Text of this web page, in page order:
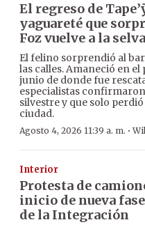
El regreso de
yaguareté que
Foz vuelve a la selva
El felino sorprendió al
las calles. Amaneció en
junio de donde fue
especialistas
silvestre y que solo
ciudad.
Agosto 4, 2026 11:39 a. m. ·
Interior
Protesta de
inicio de nueva
de la Integración